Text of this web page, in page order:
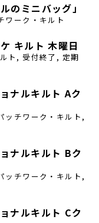
のミニバッグ」
ワーク・キルト
キルト 木曜日
ト , 受付終了 , 定期
ナルキルト Aク
ッチワーク・キルト ,
ナルキルト Bク
ッチワーク・キルト ,
ナルキルト Cク